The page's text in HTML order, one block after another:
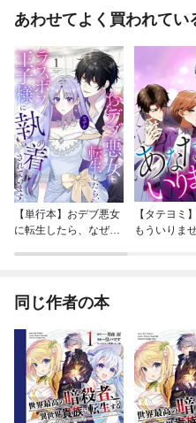
あわせてよく買われてい
【単行本】おデブ悪女
に転生したら、なぜか
【タテヨミ
もういりま
同じ作者の本